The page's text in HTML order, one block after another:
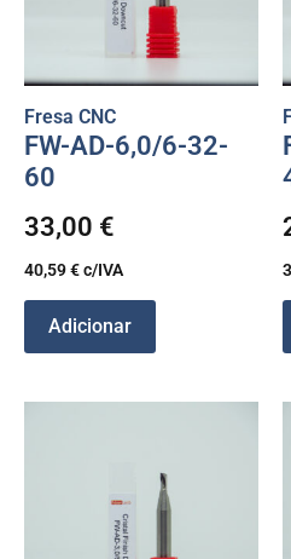
Fresa CNC
FW-AD-6,0/6-32-
60
33,00 €
40,59€c/IVA
Adicionar